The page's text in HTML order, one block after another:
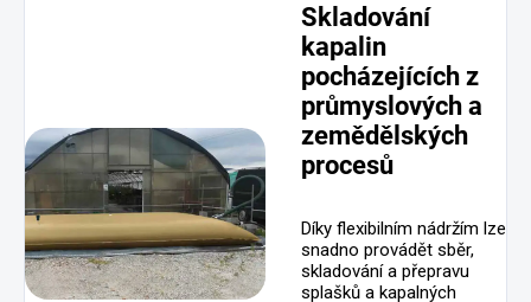
Skladování
kapalin
pocházejících z
průmyslových a
zemědělských
procesů
Díky flexibilním nádržím lze
snadno provádět sběr,
skladování a přepravu
splašků a kapalných